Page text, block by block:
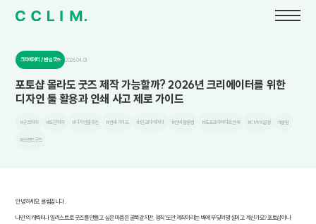
크리에이터 / 팬덤 굿즈 2026.04.01
포토샵 몰라도 굿즈 제작 가능할까? 2026년 크리에이터를 위한
디자인 툴 활용과 인쇄 사고 제로 가이드
#굿즈제작 #도안제작 #디자인툴추천 #인쇄가이드 #1인크리에이터 #캔바활용법 #프로크리에이트인쇄 #CMYK설정 #클림
#브랜드굿즈
안녕하세요, 클림입니다.
나만의 캐릭터나 일러스트로 굿즈를 만들고 싶은 마음은 굴뚝같지만, 정작 '도안 제작'이라는 벽에 부딪혀 망설이고 계신가요? 포토샵이나